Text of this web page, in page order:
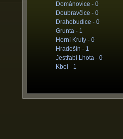
Dománovice - 0
Doubravčice - 0
Drahobudice - 0
Grunta - 1
Horní Kruty - 0
Hradešín - 1
Jestřabí Lhota - 0
Kbel - 1